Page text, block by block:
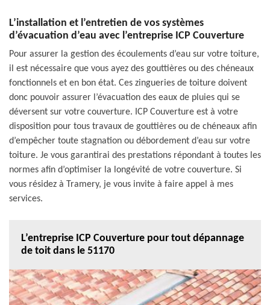
L’installation et l’entretien de vos systèmes
d’évacuation d’eau avec l’entreprise ICP Couverture
Pour assurer la gestion des écoulements d’eau sur votre toiture,
il est nécessaire que vous ayez des gouttières ou des chéneaux
fonctionnels et en bon état. Ces zingueries de toiture doivent
donc pouvoir assurer l’évacuation des eaux de pluies qui se
déversent sur votre couverture. ICP Couverture est à votre
disposition pour tous travaux de gouttières ou de chéneaux afin
d’empêcher toute stagnation ou débordement d’eau sur votre
toiture. Je vous garantirai des prestations répondant à toutes les
normes afin d’optimiser la longévité de votre couverture. Si
vous résidez à Tramery, je vous invite à faire appel à mes
services.
L’entreprise ICP Couverture pour tout dépannage
de toit dans le 51170